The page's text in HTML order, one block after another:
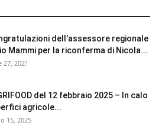
dell’assessore regionale
Mammi per la riconferma di Nicola...
2021
del 12 febbraio 2025 – In calo
agricole...
15, 2025